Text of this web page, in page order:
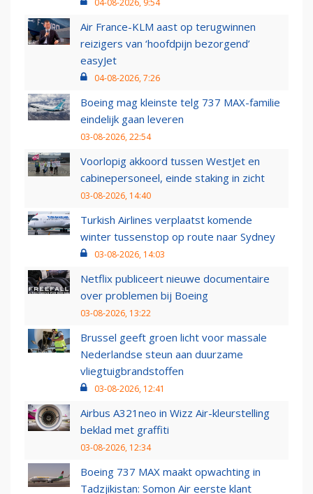
04-08-2026, 9:54
Air France-KLM aast op terugwinnen
reizigers van ‘hoofdpijn bezorgend’
easyJet
04-08-2026, 7:26
Boeing mag kleinste telg 737 MAX-familie
eindelijk gaan leveren
03-08-2026, 22:54
Voorlopig akkoord tussen WestJet en
cabinepersoneel, einde staking in zicht
03-08-2026, 14:40
Turkish Airlines verplaatst komende
winter tussenstop op route naar Sydney
03-08-2026, 14:03
Netflix publiceert nieuwe documentaire
over problemen bij Boeing
03-08-2026, 13:22
Brussel geeft groen licht voor massale
Nederlandse steun aan duurzame
vliegtuigbrandstoffen
03-08-2026, 12:41
Airbus A321neo in Wizz Air-kleurstelling
beklad met graffiti
03-08-2026, 12:34
Boeing 737 MAX maakt opwachting in
Tadzjikistan: Somon Air eerste klant